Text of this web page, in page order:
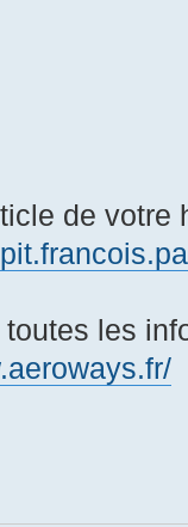
de votre
toutes les